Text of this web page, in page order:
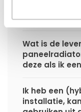
Hoe bereken
voor mijn
Wat is de
deze als ik
Ik heb een
installatie,